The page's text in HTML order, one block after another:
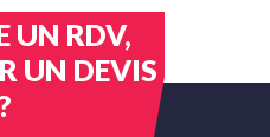
UN RDV,
UN DEVIS